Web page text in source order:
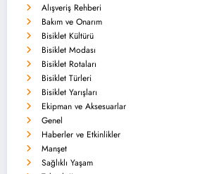
Alışveriş Rehberi
Bakım ve Onarım
Bisiklet Kültürü
Bisiklet Modası
Bisiklet Rotaları
Bisiklet Türleri
Bisiklet Yarışları
Ekipman ve Aksesuarlar
Genel
Haberler ve Etkinlikler
Manşet
Sağlıklı Yaşam